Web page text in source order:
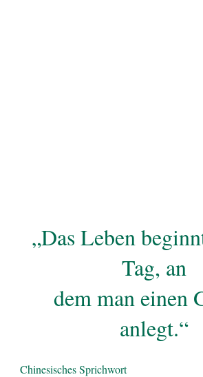
„Das Leben
Tag, an
dem man einen
anlegt.“
Chinesisches Sprichwort